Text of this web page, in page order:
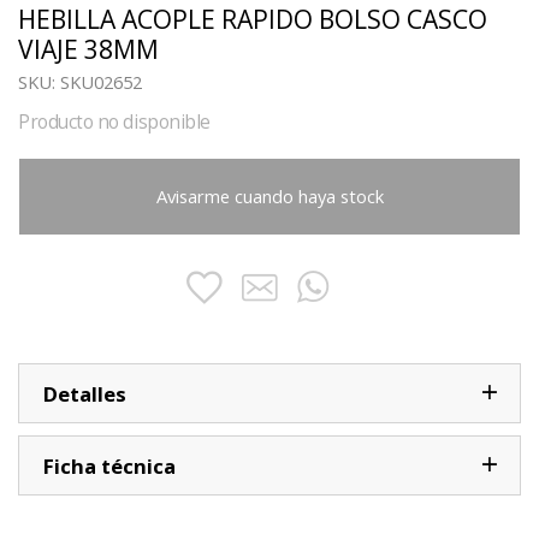
HEBILLA ACOPLE RAPIDO BOLSO CASCO
VIAJE 38MM
SKU: SKU02652
Producto no disponible
Avisarme cuando haya stock
Detalles
Ficha técnica